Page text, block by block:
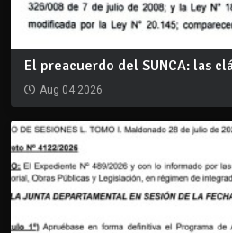
El preacuerdo del SUNCA: las
Aug 04 2026